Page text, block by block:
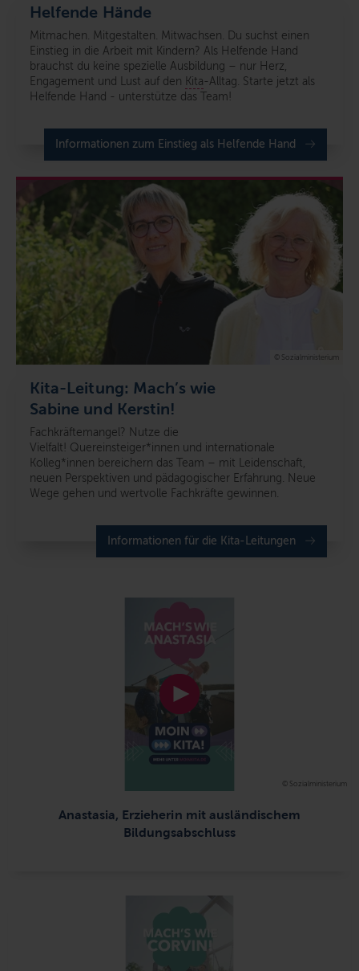
Helfende Hände
Mitmachen. Mitgestalten. Mitwachsen. Du suchst einen
Einstieg in die Arbeit mit Kindern? Als Helfende Hand
brauchst du keine spezielle Ausbildung – nur Herz,
Engagement und Lust auf den Kita-Alltag. Starte jetzt als
Helfende Hand - unterstütze das Team!
Informationen zum Einstieg als Helfende Hand
Kita-Leitung: Mach’s wie
Sabine und Kerstin!
Fachkräftemangel? Nutze die
Vielfalt! Quereinsteiger*innen und internationale
Kolleg*innen bereichern das Team – mit Leidenschaft,
neuen Perspektiven und pädagogischer Erfahrung. Neue
Wege gehen und wertvolle Fachkräfte gewinnen.
Informationen für die Kita-Leitungen
© Sozialministerium
Anastasia, Erzieherin mit ausländischem
Bildungsabschluss
© Sozialministerium